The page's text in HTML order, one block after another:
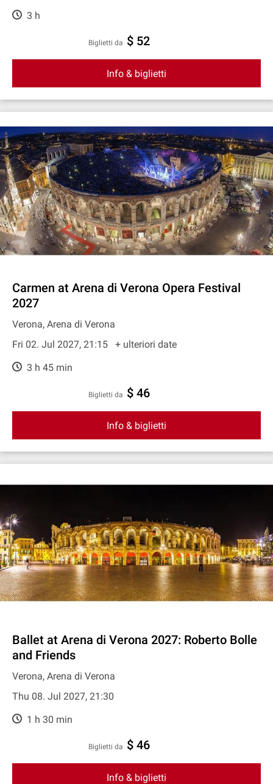
3 h
Biglietti da $ 52
Info & biglietti
Carmen at Arena di Verona Opera Festival
2027
Verona, Arena di Verona
Fri 02. Jul 2027, 21:15
+ ulteriori date
3 h 45 min
Biglietti da $ 46
Info & biglietti
Ballet at Arena di Verona 2027: Roberto Bolle
and Friends
Verona, Arena di Verona
Thu 08. Jul 2027, 21:30
1 h 30 min
Biglietti da $ 46
Info & biglietti